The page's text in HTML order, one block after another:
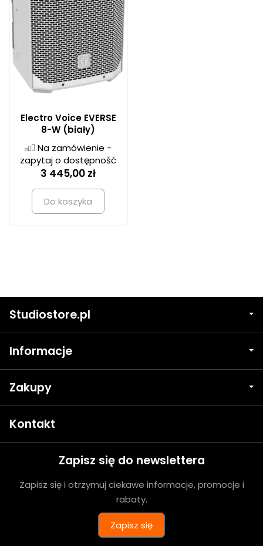
Electro Voice EVERSE
8-W (biały)
Na zamówienie -
zapytaj o dostępność
3 445,00 zł
Do koszyka
Studiostore.pl
Informacje
Zakupy
Kontakt
Zapisz się do newslettera
Zapisz się i otrzymuj ciekawe informacje, promocje i
rabaty.
Zapisz się